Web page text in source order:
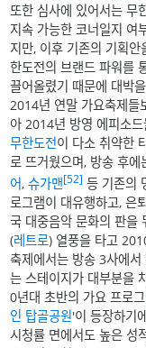
또한 심사에 있어서는 무
지속 가능한 코너일지 여
지만, 이후 기존의 기획
한도전의 브랜드 파워를
끌어올렸기 때문에 대박
2014년 연말 가요축제들
아 2014년 방영 에피소
무한도전이 다소 취약한
로 뜨거웠으며, 방송 후
어,슈가맨[52] 등 기존의
로그램이 대유행하고, 은
국 대중음악 문화의 판을
(레트로) 열풍을 타고
축제에서는 방송 3사에
는 스테이지가 대부분을
0년대 초반의 가요 프로
인 탑골공원'이 등장하기
시청률 면에서도 높은 성